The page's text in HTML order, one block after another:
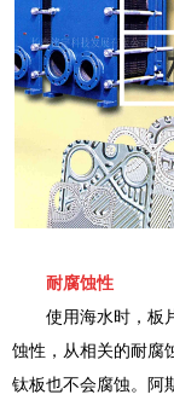
耐腐蚀性
使用海水时，板
蚀性，从相关的耐腐
钛板也不会腐蚀。阿